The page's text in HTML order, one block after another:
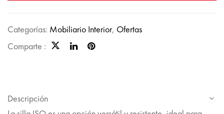
Categorías: Mobiliario Interior, Ofertas
Comparte :
Descripción